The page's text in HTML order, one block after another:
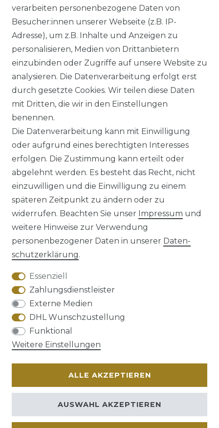
Casa Moda - Modern Fit -
Bügelfreies Herren Hemd mit
extra langem Arm (69 cm) in
verschiedenen Farben
(006539)
UVP 54,99 €
ab 52,99 € *
inkl. ges. MwSt. Versandkosten
Impressum Daten­schutz­erklärung
AGB Barrierefreiheitserklärung
Widerrufs­recht
verarbeiten personenbezogene Daten von
Besucher:innen unserer Webseite (z.B. IP-
Adresse), um z.B. Inhalte und Anzeigen zu
personalisieren, Medien von Drittanbietern
einzubinden oder Zugriffe auf unsere Website zu
analysieren. Die Datenverarbeitung erfolgt erst
durch gesetzte Cookies. Wir teilen diese Daten
mit Dritten, die wir in den Einstellungen
benennen.
Die Datenverarbeitung kann mit Einwilligung
oder aufgrund eines berechtigten Interesses
erfolgen. Die Zustimmung kann erteilt oder
abgelehnt werden. Es besteht das Recht, nicht
einzuwilligen und die Einwilligung zu einem
späteren Zeitpunkt zu ändern oder zu
widerrufen. Beachten Sie unser Impressum und
weitere Hinweise zur Verwendung
personenbezogener Daten in unserer Daten­
schutz­erklärung.
Essenziell
Zahlungsdienstleister
Externe Medien
DHL Wunschzustellung
Funktional
Weitere Einstellungen
ALLE AKZEPTIEREN
AUSWAHL AKZEPTIEREN